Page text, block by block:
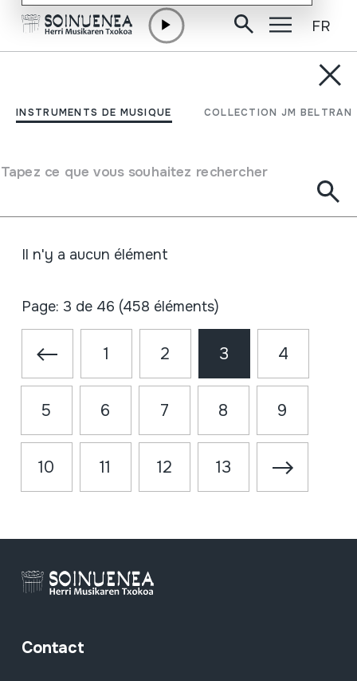
INSTRUMENTS DE MUSIQUE COLLECTION JM BELTRAN
Tapez ce que vous souhaitez rechercher
FR
Infos
Infos
Il n'y a aucun élément
Page: 3 de 46 (458 éléments)
1 2 3 4
5 6 7 8 9
10 11 12 13
Contact